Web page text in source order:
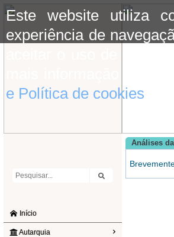
Este website utiliza
experiência de
e Política de cookies
Início
Autarquia
Análises